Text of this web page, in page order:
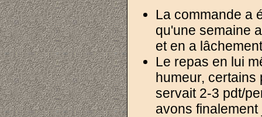
La commande a
qu'une semaine
et en a
Le repas en lui
humeur, certains
servait 2-3 pdt/
avons